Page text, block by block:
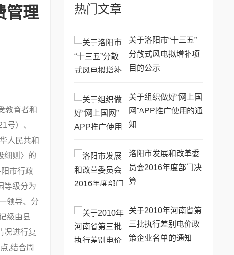
管理
教育者和
号）、
人民共和
细则〉的
市行政
等级分为
领导、分
级由县
况进行复
,结合周
热门文章
关于洛阳市“十三五”
分散式风电拟增补项
目的公示
关于组织做好“网上国
网”APP推广使用的通
知
洛阳市发展和改革委
员会2016年度部门决
算
关于2010年河南省第
三批执行差别电价政
策企业名单的通知